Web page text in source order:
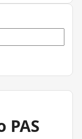
PAS